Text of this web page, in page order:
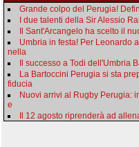
Grande colpo del Perugia!
I due talenti della Sir Alessio
Il Sant'Arcangelo ha scelto il
Umbria in festa! Per Leonardo
nella
Il successo a Todi dell'Umbria
La Bartoccini Perugia si sta
fiducia
Nuovi arrivi al Rugby Perugia:
e
Il 12 agosto riprenderà ad